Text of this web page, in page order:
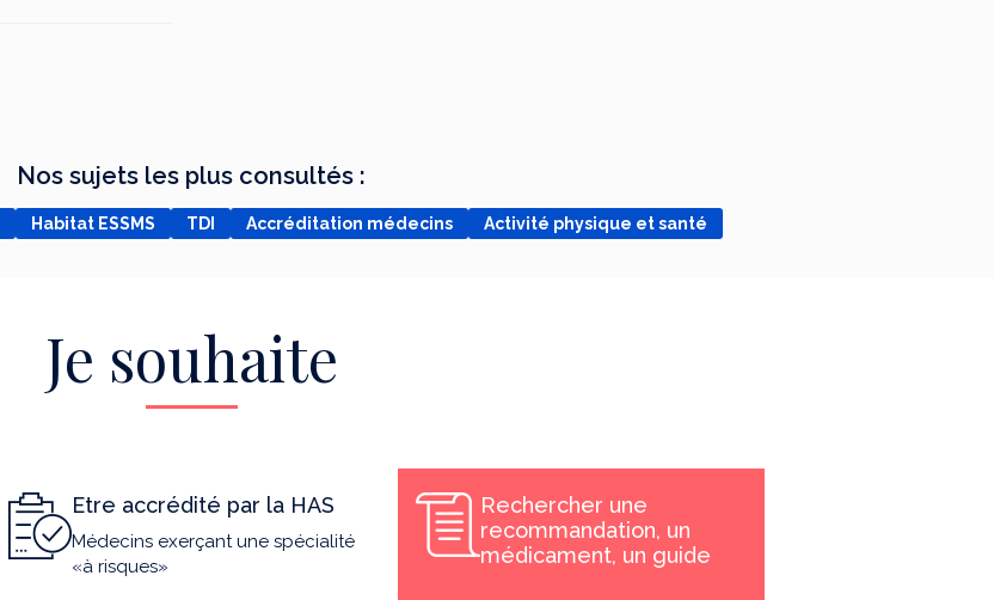
Nos sujets les plus consultés :
Habitat ESSMS TDI Accréditation médecins Activité physique et santé
Je souhaite
Etre accrédité par la HAS
Médecins exerçant une spécialité
«à risques»
Rechercher une
recommandation, un
médicament, un guide